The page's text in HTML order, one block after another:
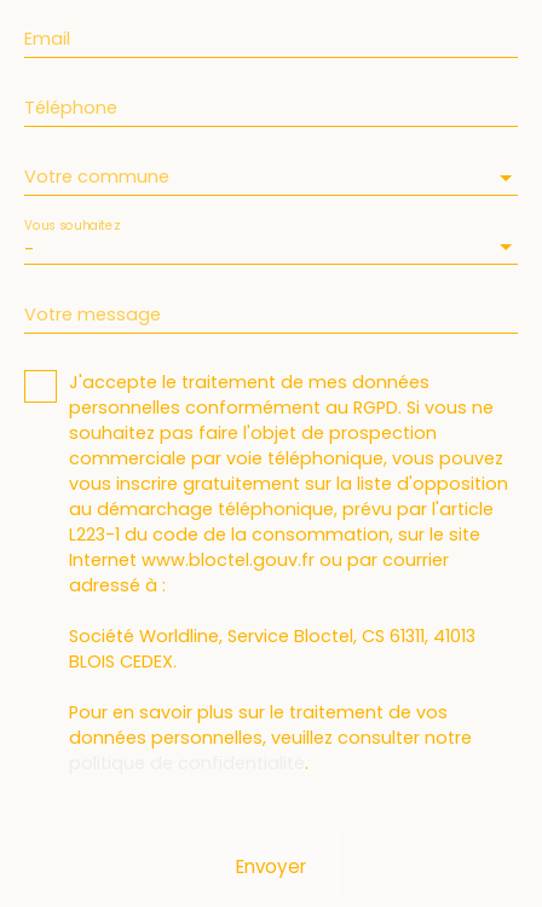
Email
Téléphone
Votre commune
-
Vous souhaitez
Votre message
J'accepte le traitement de mes données
personnelles conformément au RGPD. Si vous ne
souhaitez pas faire l'objet de prospection
commerciale par voie téléphonique, vous pouvez
vous inscrire gratuitement sur la liste d'opposition
au démarchage téléphonique, prévu par l'article
L223-1 du code de la consommation, sur le site
Internet www.bloctel.gouv.fr ou par courrier
adressé à :
Société Worldline, Service Bloctel, CS 61311, 41013
BLOIS CEDEX.
Pour en savoir plus sur le traitement de vos
données personnelles, veuillez consulter notre
.
Envoyer